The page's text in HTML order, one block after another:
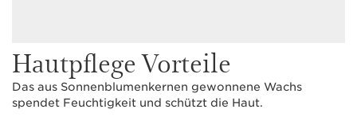
Hautpflege Vorteile
Das aus Sonnenblumenkernen gewonnene Wachs
spendet Feuchtigkeit und schützt die Haut.